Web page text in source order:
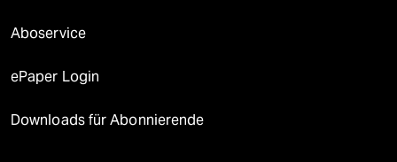
Aboservice
ePaper Login
Downloads für Abonnierende